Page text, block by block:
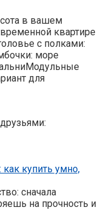
в вашем
квартире
с полками:
море
для
купить умно,
сначала
на прочность и